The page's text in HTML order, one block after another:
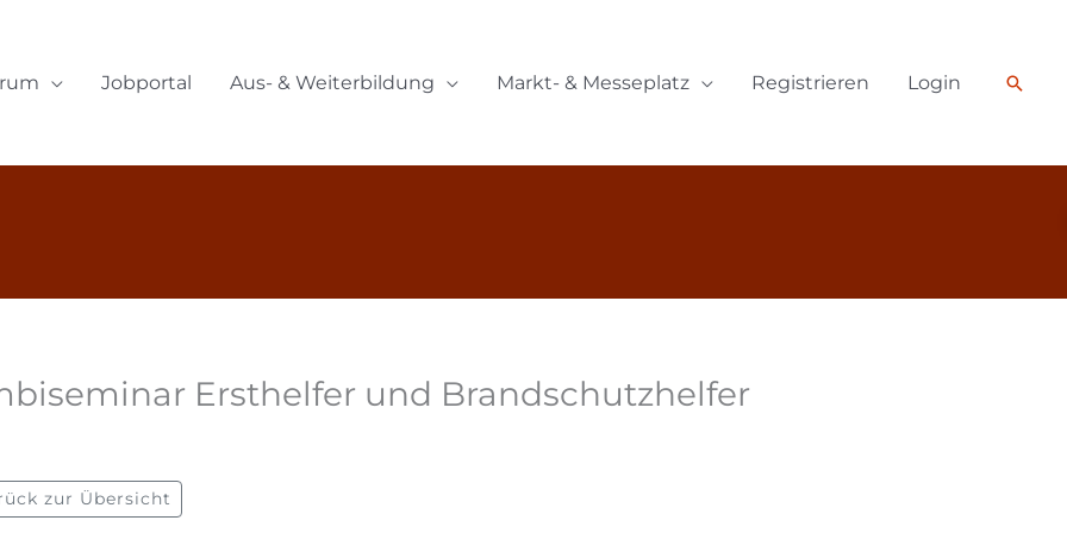
Jobportal Aus- & Weiterbildung Markt- & Messeplatz Registrieren Login
Ersthelfer und Brandschutzhelfer
zur Übersicht